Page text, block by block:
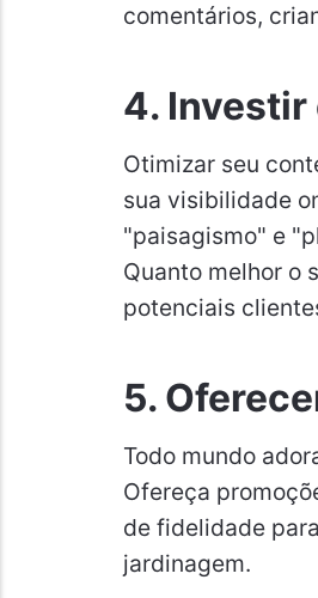
comentários,
4. Investir
Otimizar seu
sua visibilidade
"paisagismo" e
Quanto melhor o
potenciais
5.
Todo mundo
Ofereça
de fidelidade
jardinagem.